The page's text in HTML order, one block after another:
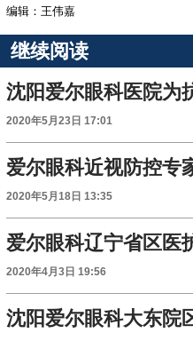
编辑：王伟嘉
继续阅读
2020年5月23日 17:01
2020年5月18日 13:35
2020年4月3日 19:56